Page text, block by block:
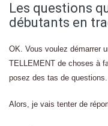
Les questions
débutants en
OK. Vous voulez démarrer
TELLEMENT de choses à
posez des tas de questions.
Alors, je vais tenter de